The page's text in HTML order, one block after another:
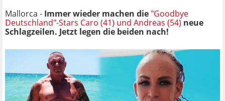
Mallorca - Immer wieder machen die "Goodbye
Deutschland"-Stars Caro (41) und Andreas (54) neue
Schlagzeilen. Jetzt legen die beiden nach!